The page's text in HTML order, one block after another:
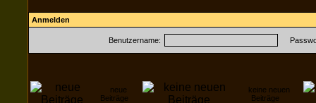
Anmelden
Benutzername:
neue
Beiträge
keine neuen
Beiträge